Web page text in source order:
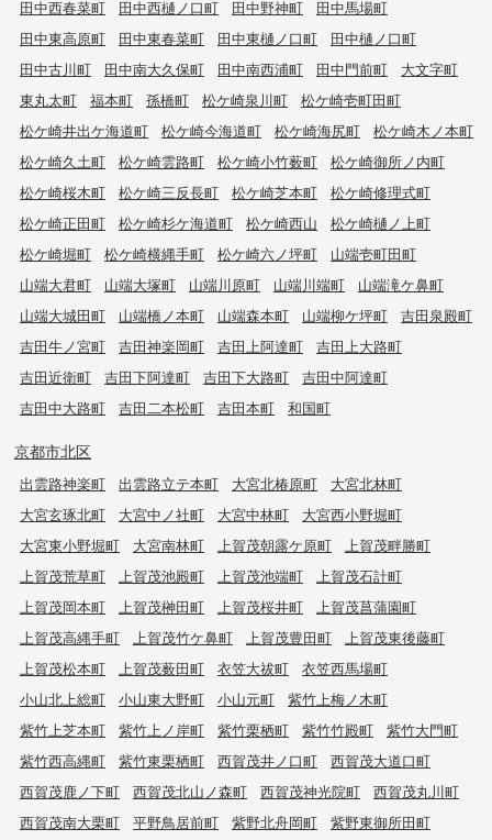
田中西春菜町
田中西樋ノ口町 田中野神町
田中馬場町
田中東高原町
田中東春菜町 田中東樋ノ口町
田中樋ノ口町
田中古川町
田中南大久保町 田中南西浦町 田中門前町
大文字町
東丸太町
福本町 孫橋町 松ケ崎泉川町
松ケ崎壱町田町
松ケ崎井出ケ海道町
松ケ崎今海道町 松ケ崎海尻町
松ケ崎木ノ本町
松ケ崎久土町
松ケ崎雲路町 松ケ崎小竹薮町
松ケ崎御所ノ内町
松ケ崎桜木町
松ケ崎三反長町 松ケ崎芝本町
松ケ崎修理式町
松ケ崎正田町
松ケ崎杉ケ海道町 松ケ崎西山
松ケ崎樋ノ上町
松ケ崎堀町
松ケ崎横縄手町 松ケ崎六ノ坪町
山端壱町田町
山端大君町
山端大塚町 山端川原町 山端川端町
山端滝ケ鼻町
山端大城田町
山端橋ノ本町 山端森本町 山端柳ケ坪町
吉田泉殿町
吉田牛ノ宮町
吉田神楽岡町 吉田上阿達町
吉田上大路町
吉田近衛町
吉田下阿達町 吉田下大路町
吉田中阿達町
吉田中大路町
吉田二本松町 吉田本町 和国町
京都市北区
出雲路神楽町 出雲路立テ本町 大宮北椿原町
大宮北林町
大宮玄琢北町
大宮中ノ社町 大宮中林町
大宮西小野堀町
大宮東小野堀町
大宮南林町 上賀茂朝露ケ原町
上賀茂畔勝町
上賀茂荒草町
上賀茂池殿町 上賀茂池端町
上賀茂石計町
上賀茂岡本町
上賀茂榊田町 上賀茂桜井町
上賀茂菖蒲園町
上賀茂高縄手町
上賀茂竹ケ鼻町 上賀茂豊田町
上賀茂東後藤町
上賀茂松本町
上賀茂薮田町 衣笠大祓町
衣笠西馬場町
小山北上総町
小山東大野町 小山元町
紫竹上梅ノ木町
紫竹上芝本町
紫竹上ノ岸町 紫竹栗栖町 紫竹竹殿町
紫竹大門町
紫竹西高縄町
紫竹東栗栖町 西賀茂井ノ口町
西賀茂大道口町
西賀茂鹿ノ下町
西賀茂北山ノ森町 西賀茂神光院町
西賀茂丸川町
西賀茂南大栗町
平野鳥居前町 紫野北舟岡町 紫野東御所田町